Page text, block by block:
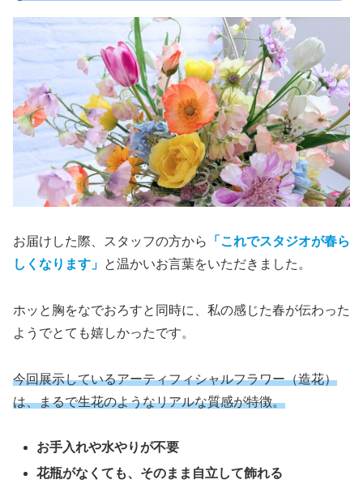
お届けした際、スタッフの方から
「これでスタジオが春ら
しくなります」 と温かいお言葉をいただきました。
ホッと胸をなでおろすと同時に、私の感じた春が伝わった
ようでとても嬉しかったです。
今回展示しているアーティフィシャルフラワー（造花）
は、まるで生花のようなリアルな質感が特徴。
お手入れや水やりが不要
花瓶がなくても、そのまま自立して飾れる